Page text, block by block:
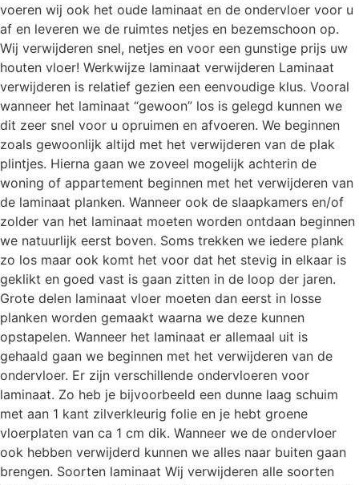
voeren wij ook het oude laminaat en de ondervloer voor u
af en leveren we de ruimtes netjes en bezemschoon op.
Wij verwijderen snel, netjes en voor een gunstige prijs uw
houten vloer! Werkwijze laminaat verwijderen Laminaat
verwijderen is relatief gezien een eenvoudige klus. Vooral
wanneer het laminaat “gewoon” los is gelegd kunnen we
dit zeer snel voor u opruimen en afvoeren. We beginnen
zoals gewoonlijk altijd met het verwijderen van de plak
plintjes. Hierna gaan we zoveel mogelijk achterin de
woning of appartement beginnen met het verwijderen van
de laminaat planken. Wanneer ook de slaapkamers en/of
zolder van het laminaat moeten worden ontdaan beginnen
we natuurlijk eerst boven. Soms trekken we iedere plank
zo los maar ook komt het voor dat het stevig in elkaar is
geklikt en goed vast is gaan zitten in de loop der jaren.
Grote delen laminaat vloer moeten dan eerst in losse
planken worden gemaakt waarna we deze kunnen
opstapelen. Wanneer het laminaat er allemaal uit is
gehaald gaan we beginnen met het verwijderen van de
ondervloer. Er zijn verschillende ondervloeren voor
laminaat. Zo heb je bijvoorbeeld een dunne laag schuim
met aan 1 kant zilverkleurig folie en je hebt groene
vloerplaten van ca 1 cm dik. Wanneer we de ondervloer
ook hebben verwijderd kunnen we alles naar buiten gaan
brengen. Soorten laminaat Wij verwijderen alle soorten